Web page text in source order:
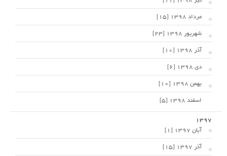
مرداد 1398 [15]
شهریور 1398 [23]
آذر 1398 [10]
دی 1398 [6]
بهمن 1398 [10]
اسفند 1398 [5]
1397
آبان 1397 [1]
آذر 1397 [15]